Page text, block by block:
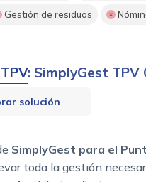
Gestión de residuos
: SimplyGest TPV
solución
SimplyGest para el
toda la gestión